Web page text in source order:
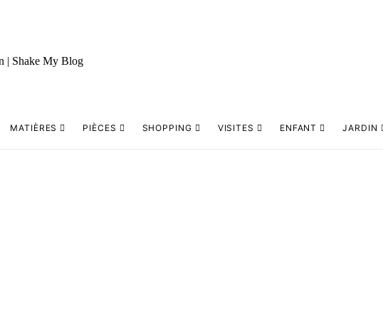
MATIÈRES PIÈCES SHOPPING VISITES ENFANT JARDIN